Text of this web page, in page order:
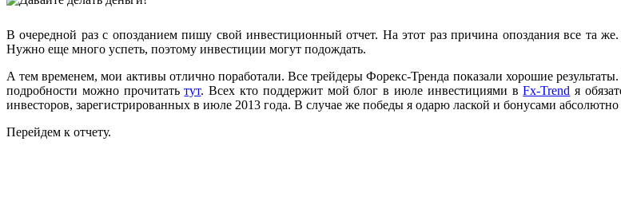
В очередной раз с опозданием пишу свой инвестиционный отчет. На этот раз причина опоздания все та
Нужно еще много успеть, поэтому инвестиции могут подождать.
А тем временем, мои активы отлично поработали. Все трейдеры Форекс-Тренда показали хорошие
подробности можно прочитатьтут. Всех кто поддержит мой блог в июле инвестициями вFх-Trend я
инвесторов, зарегистрированных в июле 2013 года. В случае же победы я одарю лаской и бонусами абсолютно
Перейдем к отчету.